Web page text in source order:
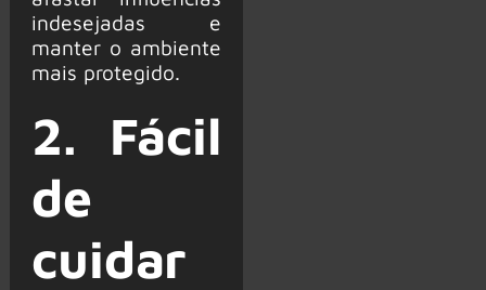
indesejadas e
manter o ambiente
mais protegido.
2. Fácil
de
cuidar